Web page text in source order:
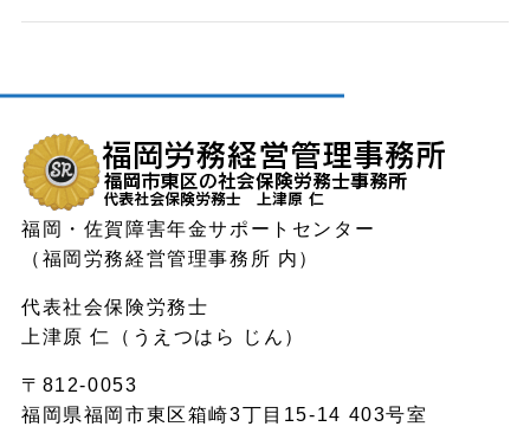
福岡・佐賀障害年金サポートセンター
（福岡労務経営管理事務所 内）
代表社会保険労務士
上津原 仁（うえつはら じん）
〒812-0053
福岡県福岡市東区箱崎3丁目15-14 403号室